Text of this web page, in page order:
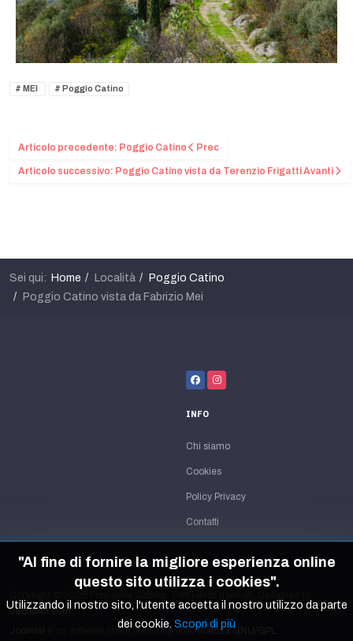
MEI Poggio Catino
Articolo precedente: Poggio Catino Prec
Articolo successivo: Poggio Catino vista da Terenzio FrigattiAvanti
Sei qui: Home Località
Poggio Catino
Poggio Catino vista da Fabrizio Mei
INFO
Chi siamo
Cookies
Policy Privacy
Contatti
JoomlArt.com
è un software libero rilasciato sottolicenza GNU/GPL.
"Al fine di fornire la migliore esperienza online
questo sito utilizza i cookies".
Utilizzando il nostro sito, l'utente accetta il nostro utilizzo da parte
dei cookie. Scopri di più